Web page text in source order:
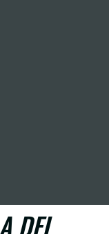
DEL